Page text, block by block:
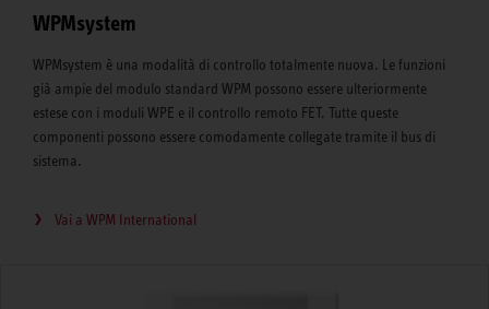
WPMsystem
WPMsystem è una modalità di controllo totalmente nuova. Le funzioni
già ampie del modulo standard WPM possono essere ulteriormente
estese con i moduli WPE e il controllo remoto FET. Tutte queste
componenti possono essere comodamente collegate tramite il bus di
sistema.
Vai a WPM International